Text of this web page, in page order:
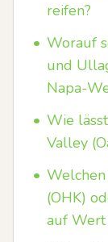
reifen?
• Worauf
und
Napa-
• Wie
Valley
•
(OHK)
auf Wert